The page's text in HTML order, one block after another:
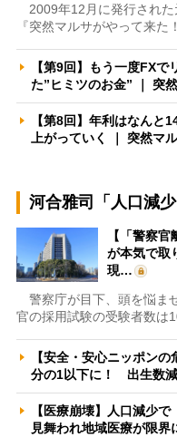
2009年12月に発行された
『突然マルサがやって来た
【第9回】もう一度FX
た”ヒミツのお金” ｜ 突
【第8回】年利はなん
上がっていく ｜ 突然マ
河合雅司「人口減
【「警察
が本気で取
現…
警察庁が目下、頭を悩ま
官の採用試験の受験者数は
【安全・安心ニッポン
分の1以下に！ 出生数
【医療崩壊】人口減少
見舞われ地域医療が限